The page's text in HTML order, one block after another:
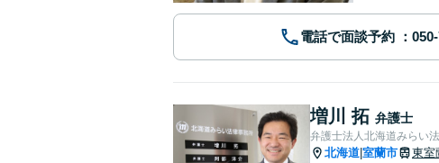
電話で面談予約
増川 拓 弁護士
弁護士法人北海道みらい
北海道 室蘭市 東室